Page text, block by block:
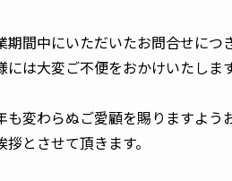
期間中にいただいたお問合せにつ
には大変ご不便をおかけいたしま
も変わらぬご愛顧を賜りますよ
拶とさせて頂きます。